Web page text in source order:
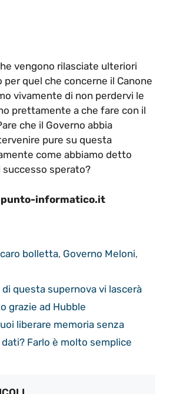
vengono rilasciate ulteriori
quel che concerne il Canone
vivamente di non perdervi le
prettamente a che fare con il
che il Governo abbia
pure su questa
come abbiamo detto
successo sperato?
informatico.it
caro bolletta, Governo Meloni,
di questa supernova vi lascerà
grazie ad Hubble
liberare memoria senza
Farlo è molto semplice